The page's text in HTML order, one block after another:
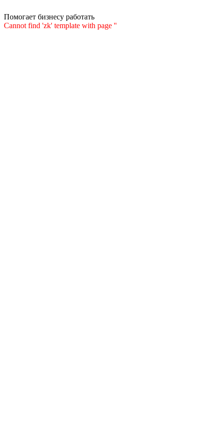
Помогает бизнесу работать
Cannot find 'zk' template with page ''